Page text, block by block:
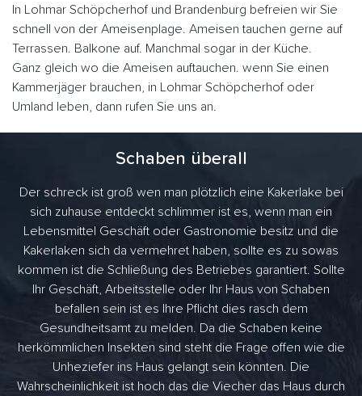
In Lohmar Schöpcherhof und Brandenburg befreien wir Sie
schnell von der Ameisenplage. Ameisen tauchen gerne auf
Terrassen. Balkone auf. Manchmal sogar in der Küche.
Ganz gleich wo die Ameisen auftauchen. wenn Sie einen
Kammerjäger brauchen, in Lohmar Schöpcherhof oder
Umland leben, dann rufen Sie uns an.
Schaben überall
Der schreck ist groß wen man plötzlich eine Kakerlake bei
sich zuhause entdeckt schlimmer ist es, wenn man ein
Lebensmittel Geschäft oder Gastronomie besitz und die
Kakerlaken sich da vermehret haben, sollte es zu sowas
kommen ist die Schließung des Betriebes garantiert. Sollte
Ihr Geschäft, Arbeitsstelle oder Ihr Haus von Schaben
befallen sein ist es Ihre Pflicht dies rasch dem
Gesundheitsamt zu melden. Da die Schaben keine
herkömmlichen Insekten sind steht die Frage offen wie die
Unheziefer ins Haus gelangt sein könnten. Die
Wahrscheinlichkeit ist hoch das die Viecher das Haus durch